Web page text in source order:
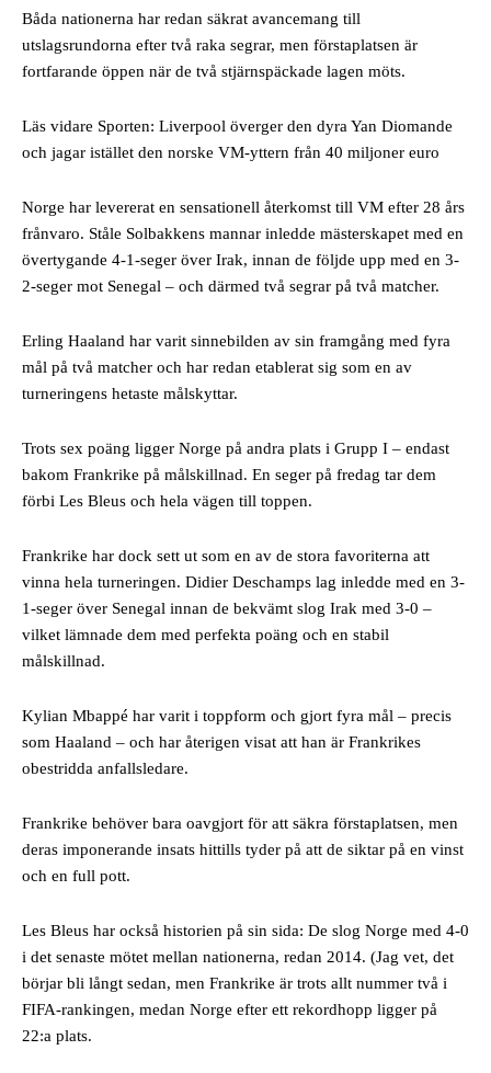
Båda nationerna har redan säkrat avancemang till
utslagsrundorna efter två raka segrar, men förstaplatsen är
fortfarande öppen när de två stjärnspäckade lagen möts.
Läs vidare Sporten: Liverpool överger den dyra Yan Diomande
och jagar istället den norske VM-yttern från 40 miljoner euro
Norge har levererat en sensationell återkomst till VM efter 28 års
frånvaro. Ståle Solbakkens mannar inledde mästerskapet med en
övertygande 4-1-seger över Irak, innan de följde upp med en 3-
2-seger mot Senegal – och därmed två segrar på två matcher.
Erling Haaland har varit sinnebilden av sin framgång med fyra
mål på två matcher och har redan etablerat sig som en av
turneringens hetaste målskyttar.
Trots sex poäng ligger Norge på andra plats i Grupp I – endast
bakom Frankrike på målskillnad. En seger på fredag tar dem
förbi Les Bleus och hela vägen till toppen.
Frankrike har dock sett ut som en av de stora favoriterna att
vinna hela turneringen. Didier Deschamps lag inledde med en 3-
1-seger över Senegal innan de bekvämt slog Irak med 3-0 –
vilket lämnade dem med perfekta poäng och en stabil
målskillnad.
Kylian Mbappé har varit i toppform och gjort fyra mål – precis
som Haaland – och har återigen visat att han är Frankrikes
obestridda anfallsledare.
Frankrike behöver bara oavgjort för att säkra förstaplatsen, men
deras imponerande insats hittills tyder på att de siktar på en vinst
och en full pott.
Les Bleus har också historien på sin sida: De slog Norge med 4-0
i det senaste mötet mellan nationerna, redan 2014. (Jag vet, det
börjar bli långt sedan, men Frankrike är trots allt nummer två i
FIFA-rankingen, medan Norge efter ett rekordhopp ligger på
22:a plats.